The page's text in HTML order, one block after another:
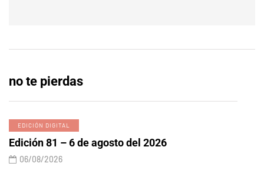
no te pierdas
EDICIÓN DIGITAL
Edición 81 – 6 de agosto del 2026
06/08/2026